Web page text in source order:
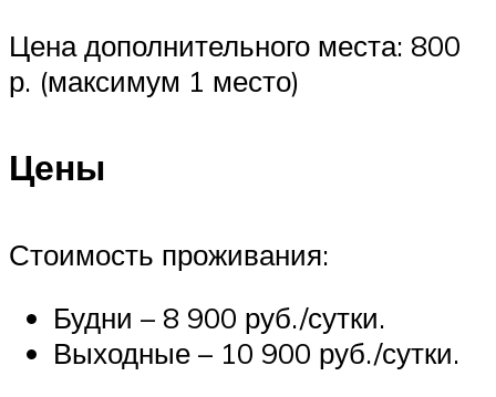
Цена дополнительного места: 800
р. (максимум 1 место)
Цены
Стоимость проживания:
Будни – 8 900 руб./сутки.
Выходные – 10 900 руб./сутки.